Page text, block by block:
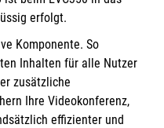
erfolgt.
Komponente. So
Inhalten für alle Nutzer
zusätzliche
Ihre Videokonferenz,
effizienter und